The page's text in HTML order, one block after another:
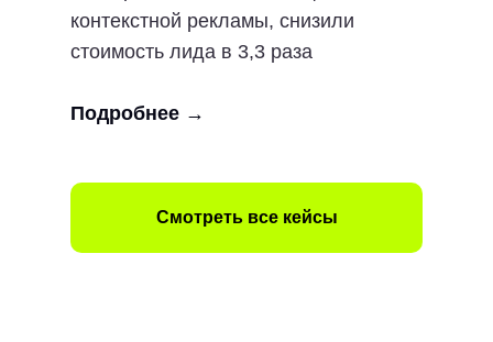
Смотреть все кейсы
контекстной рекламы, снизили
стоимость лида в 3,3 раза
Подробнее →